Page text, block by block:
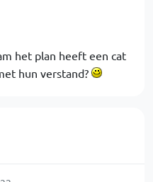
het plan heeft een cat
hun verstand?